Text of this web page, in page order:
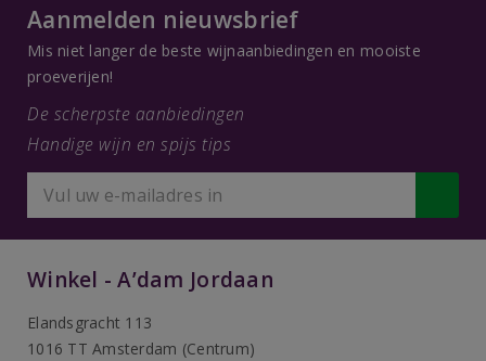
Aanmelden nieuwsbrief
Mis niet langer de beste wijnaanbiedingen en mooiste
proeverijen!
De scherpste aanbiedingen
Handige wijn en spijs tips
Winkel - A’dam Jordaan
Elandsgracht 113
1016 TT Amsterdam (Centrum)